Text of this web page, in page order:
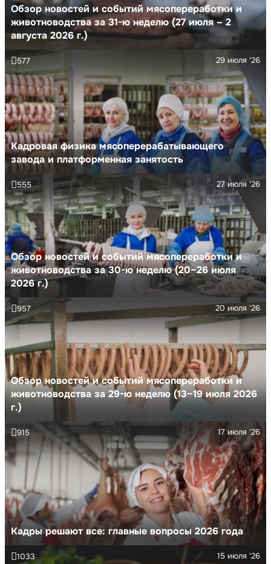
Обзор новостей и событий мясопереработки и
животноводства за 31-ю неделю (27 июля – 2
августа 2026 г.)
Кадровая физика мясоперерабатывающего
завода и платформенная занятость
29 июля '26
577
Обзор новостей и событий мясопереработки и
животноводства за 30-ю неделю (20–26 июля
2026 г.)
27 июля '26
555
Обзор новостей и событий мясопереработки и
животноводства за 29-ю неделю (13–19 июля 2026
г.)
20 июля '26
957
Кадры решают все: главные вопросы 2026 года
17 июля '26
915
15 июля '26
1033